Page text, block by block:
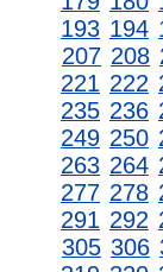
193 194
207 208
221 222
235 236
249 250
263 264
277 278
291 292
305 306